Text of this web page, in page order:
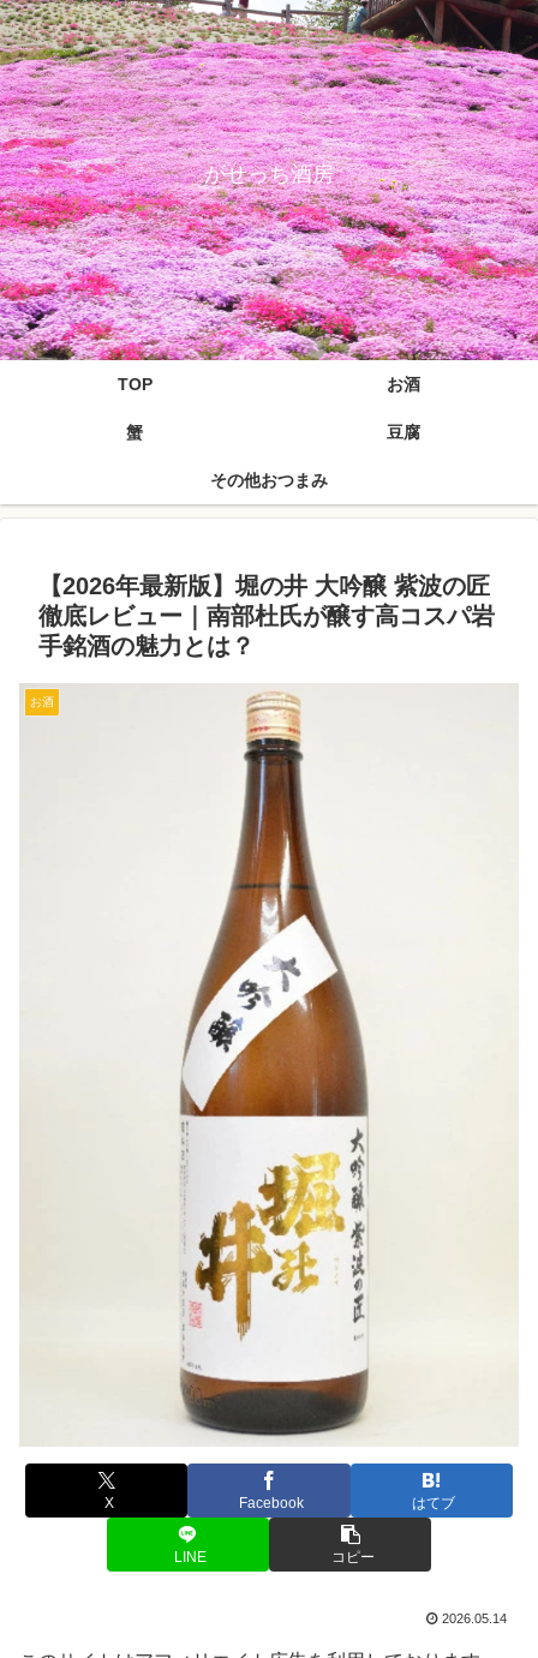
がせっち酒房
TOP お酒
蟹 豆腐
その他おつまみ
【2026年最新版】堀の井 大吟醸 紫波の匠
徹底レビュー｜南部杜氏が醸す高コスパ岩
手銘酒の魅力とは？
お酒
X Facebook はてブ
LINE コピー
2026.05.14